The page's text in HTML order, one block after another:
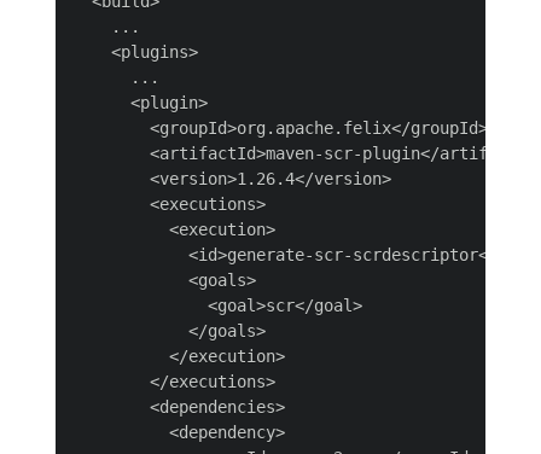
    ...
    <plugins>
      ...
      <plugin>
        <groupId>org.apache.felix</groupId>
<artifactId>maven-scr-plugin</
        <version>1.26.4</version>
        <executions>
          <execution>
            <id>generate-scr-scrdescriptor</id>
            <goals>
              <goal>scr</goal>
            </goals>
          </execution>
        </executions>
        <dependencies>
          <dependency>